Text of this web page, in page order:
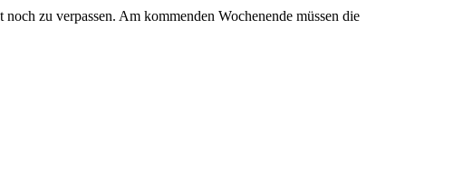
zu verpassen. Am kommenden Wochenende müssen die